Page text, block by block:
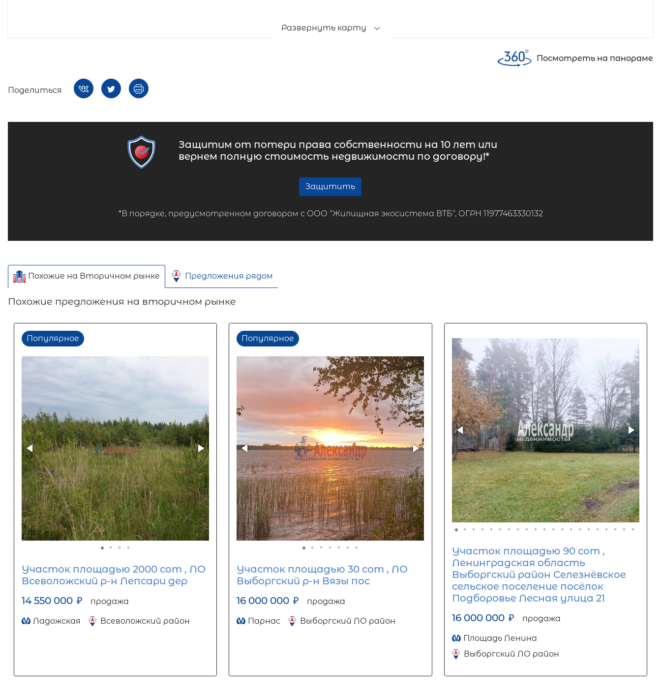
Развернуть карту
Посмотреть на панораме
Поделиться
Защитим от потери права собственности на 10 лет или
вернем полную стоимость недвижимости по договору!*
Защитить
*В порядке, предусмотренном договором с ООО "Жилищная экосистема ВТБ", ОГРН 11977463330132
Похожие на Вторичном рынке Предложения рядом
Похожие предложения на вторичном рынке
Популярное
Участок площадью 2000 сот , ЛО
Всеволожский р-н Лепсари дер
14 550 000 ₽ продажа
Ладожская Всеволожский район
Популярное
Участок площадью 30 сот , ЛО
Выборгский р-н Вязы пос
16 000 000 ₽ продажа
Парнас Выборгский ЛО район
Участок площадью 90 сот ,
Ленинградская область
Выборгский район Селезнёвское
сельское поселение посёлок
Подборовье Лесная улица 21
16 000 000 ₽ продажа
Площадь Ленина
Выборгский ЛО район